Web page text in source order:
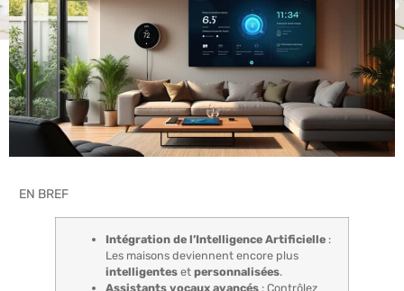
EN BREF
Intégration de l’Intelligence Artificielle :
Les maisons deviennent encore plus
intelligentes et personnalisées.
Assistants vocaux avancés : Contrôlez